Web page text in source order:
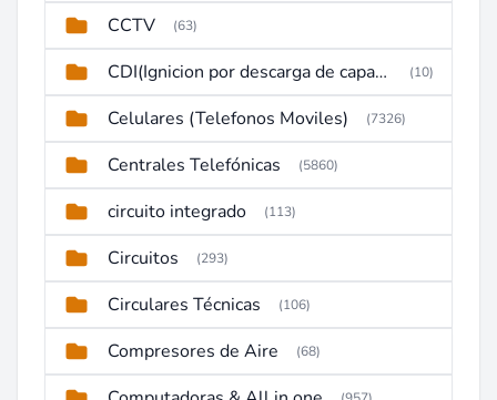
CCTV (63)
CDI(Ignicion por descarga de capacitor) (10)
Celulares (Telefonos Moviles) (7326)
Centrales Telefónicas (5860)
circuito integrado (113)
Circuitos (293)
Circulares Técnicas (106)
Compresores de Aire (68)